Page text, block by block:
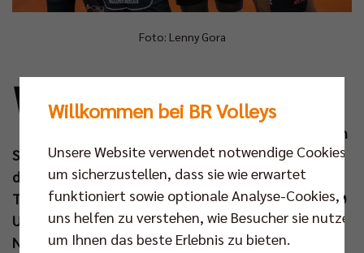
Foto: Lenny Gora
W der Wintereinbruch erfolgte, machten
sich die BR Volleys auf den Weg durch den
Schnee Richtung Süden. Das vorletzte Auswärtsspiel
der Bundesliga Hauptrunde bestreitet der
Tabellenführer am Samstagabend (15. Feb um 20.00
Uhr) beim TSV Haching München. Nach der knappen
Niederlage in der CEV Champions League möchten
Willkommen bei BR Volleys
Unsere Website verwendet notwendige Cookies,
um sicherzustellen, dass sie wie erwartet
funktioniert sowie optionale Analyse-Cookies, die
uns helfen zu verstehen, wie Besucher sie nutzen,
um Ihnen das beste Erlebnis zu bieten.